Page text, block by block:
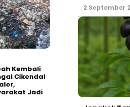
Kembali
Cikendal
Jadi
2 September